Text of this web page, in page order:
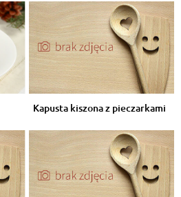
Kapusta kiszona z pieczarkami